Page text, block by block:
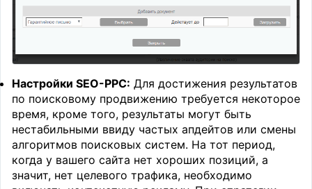
Настройки SEO-PPC: Для достижения результатов
по поисковому продвижению требуется некоторое
время, кроме того, результаты могут быть
нестабильными ввиду частых апдейтов или смены
алгоритмов поисковых систем. На тот период,
когда у вашего сайта нет хороших позиций, а
значит, нет целевого трафика, необходимо